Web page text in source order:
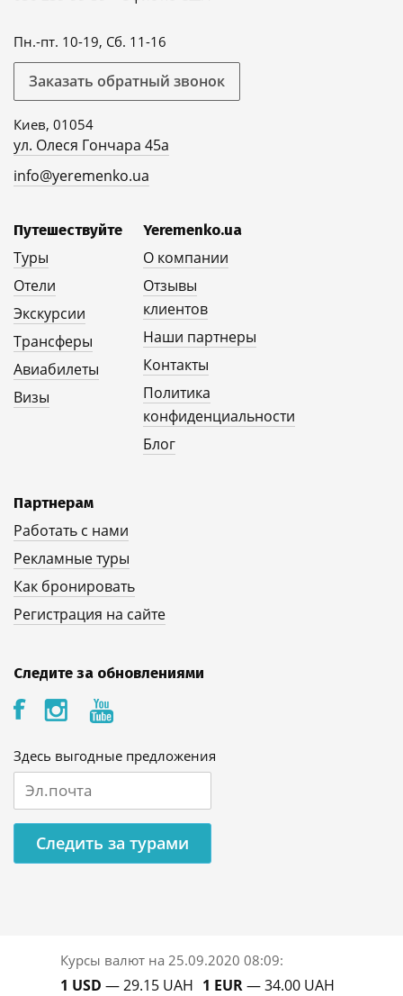
Пн.-пт. 10-19, Сб. 11-16
Заказать обратный звонок
Киев, 01054
ул. Олеся Гончара 45а
info@yeremenko.ua
Путешествуйте
Туры
Отели
Экскурсии
Трансферы
Авиабилеты
Визы
Yeremenko.ua
О компании
Отзывы
клиентов
Наши партнеры
Контакты
Политика
конфиденциальности
Блог
Партнерам
Работать с нами
Рекламные туры
Как бронировать
Регистрация на сайте
Следите за обновлениями
Здесь выгодные предложения
Следить за турами
Курсы валют на 25.09.2020 08:09:
1 USD — 29.15 UAH 1 EUR— 34.00 UAH